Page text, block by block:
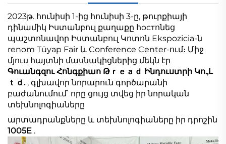
2023թ. հունիսի 1-ից հունիսի 3-ը, թուրքիայի
դինամիկ Իստանբուլ քաղաքը հостոնեց
պաշտոնավոր Իստանբուլ Կոտոն Ekspozicia-ն
renom Tüyap Fair և Conference Center-ում։ Միջ
մյուս հայտնի մասնակիցներից մեկն էր
Գուանգզու Հոնգքիաո Թｒｅａｄ Ինդուստրի Կո.,Լ
ｔｄ. , գլխավոր նորարուն գործարանի
բաժանումում՝ որը ցույց տվեց իր նորական
տեխնոլոգիաները
արտադրանքները և տեխնոլոգիաները իր դրոշին
1005E .